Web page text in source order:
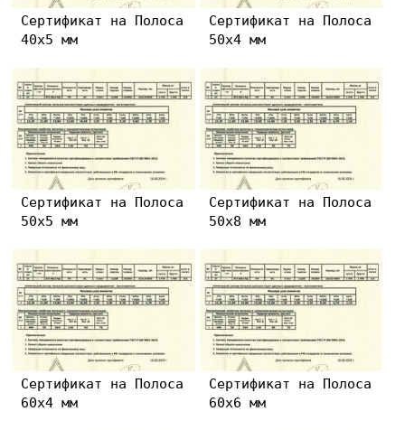
Сертификат на Полоса
40х5 мм
Сертификат на Полоса
50х4 мм
Сертификат на Полоса
50х5 мм
Сертификат на Полоса
50х8 мм
Сертификат на Полоса
60х4 мм
Сертификат на Полоса
60х6 мм